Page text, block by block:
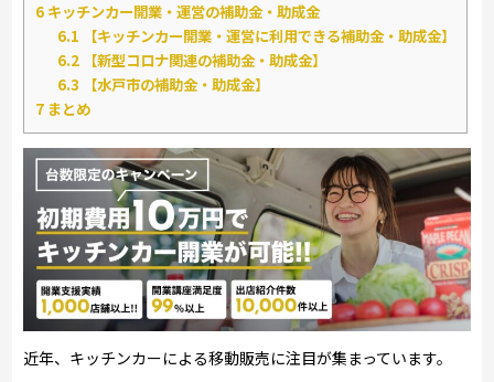
6 キッチンカー開業・運営の補助金・助成金
6.1 【キッチンカー開業・運営に利用できる補助金・助成金】
6.2 【新型コロナ関連の補助金・助成金】
6.3 【水戸市の補助金・助成金】
7 まとめ
近年、キッチンカーによる移動販売に注目が集まっています。